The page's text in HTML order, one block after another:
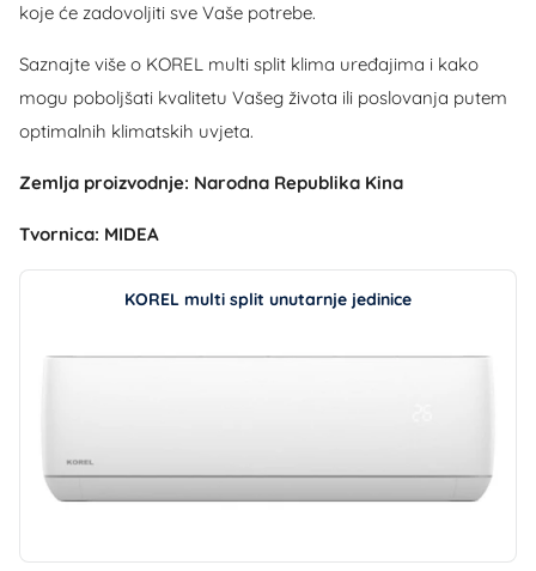
koje će zadovoljiti sve Vaše potrebe.
Saznajte više o KOREL multi split klima uređajima i kako
mogu poboljšati kvalitetu Vašeg života ili poslovanja putem
optimalnih klimatskih uvjeta.
Zemlja proizvodnje: Narodna Republika Kina
Tvornica: MIDEA
KOREL multi split unutarnje jedinice